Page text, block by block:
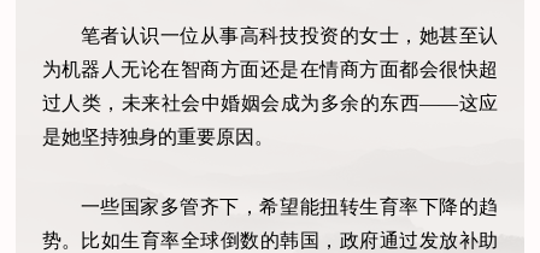
笔者认识一位从事高科技投资的女士，她甚至认
为机器人无论在智商方面还是在情商方面都会很快超
过人类，未来社会中婚姻会成为多余的东西——这应
是她坚持独身的重要原因。
一些国家多管齐下，希望能扭转生育率下降的趋
势。比如生育率全球倒数的韩国，政府通过发放补助